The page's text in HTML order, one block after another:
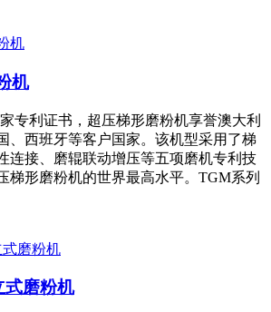
机
专利证书，超压梯形磨粉机享誉澳大利
、西班牙等客户国家。该机型采用了梯
连接、磨辊联动增压等五项磨机专利技
梯形磨粉机的世界最高水平。TGM系列
磨粉机